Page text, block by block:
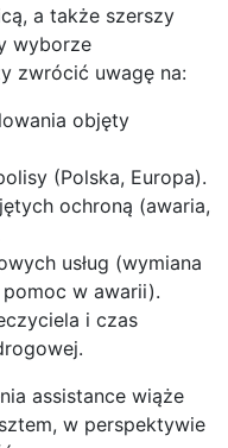
a także szerszy
wyborze
zwrócić uwagę na:
objęty
(Polska, Europa).
ochroną (awaria,
usług (wymiana
w awarii).
i czas
assistance wiąże
w perspektywie